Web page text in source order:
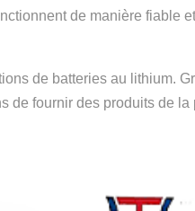
de manière fiable
de batteries au lithium.
de fournir des produits de